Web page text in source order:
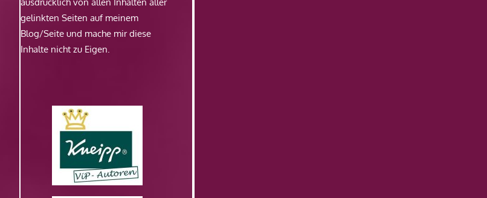
gelinkten Seiten auf meinem
Blog/Seite und mache mir diese
Inhalte nicht zu Eigen.